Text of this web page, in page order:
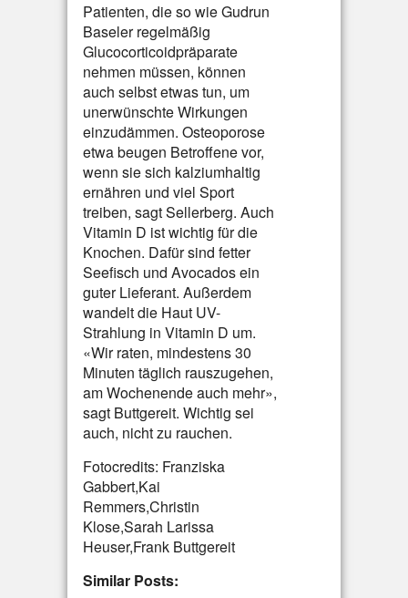
Patienten, die so wie Gudrun
Baseler regelmäßig
Glucocorticoidpräparate
nehmen müssen, können
auch selbst etwas tun, um
unerwünschte Wirkungen
einzudämmen. Osteoporose
etwa beugen Betroffene vor,
wenn sie sich kalziumhaltig
ernähren und viel Sport
treiben, sagt Sellerberg. Auch
Vitamin D ist wichtig für die
Knochen. Dafür sind fetter
Seefisch und Avocados ein
guter Lieferant. Außerdem
wandelt die Haut UV-
Strahlung in Vitamin D um.
«Wir raten, mindestens 30
Minuten täglich rauszugehen,
am Wochenende auch mehr»,
sagt Buttgereit. Wichtig sei
auch, nicht zu rauchen.
Fotocredits: Franziska
Gabbert,Kai
Remmers,Christin
Klose,Sarah Larissa
Heuser,Frank Buttgereit
Similar Posts: